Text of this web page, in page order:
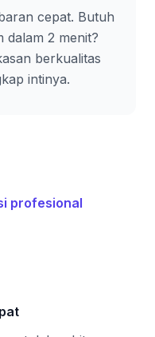
cepat. Butuh
dalam 2 menit?
berkualitas
intinya.
profesional